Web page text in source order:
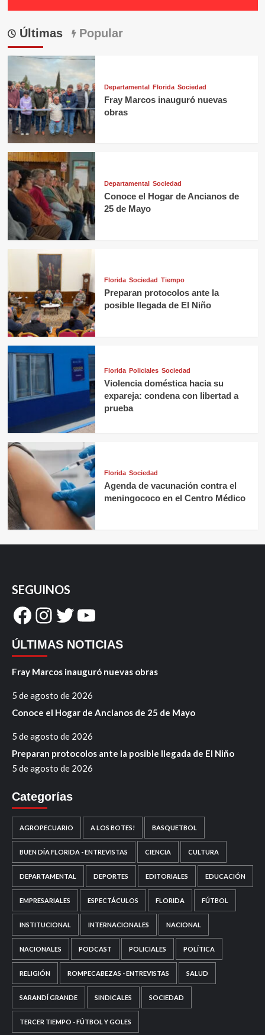
Últimas Popular
Departamental Florida Sociedad
Fray Marcos inauguró nuevas
obras
Departamental Sociedad
Conoce el Hogar de Ancianos de
25 de Mayo
Florida Sociedad Tiempo
Preparan protocolos ante la
posible llegada de El Niño
Florida Policiales Sociedad
Violencia doméstica hacia su
expareja: condena con libertad a
prueba
Florida Sociedad
Agenda de vacunación contra el
meningococo en el Centro Médico
SEGUINOS
Facebook
Instagram
Twitter
YouTube
ÚLTIMAS NOTICIAS
Fray Marcos inauguró nuevas obras
5 de agosto de 2026
Conoce el Hogar de Ancianos de 25 de Mayo
5 de agosto de 2026
Preparan protocolos ante la posible llegada de El Niño
5 de agosto de 2026
Categorías
AGROPECUARIO A LOS BOTES! BASQUETBOL
BUEN DÍA FLORIDA - ENTREVISTAS CIENCIA CULTURA
DEPARTAMENTAL DEPORTES EDITORIALES EDUCACIÓN
EMPRESARIALES ESPECTÁCULOS FLORIDA FÚTBOL
INSTITUCIONAL INTERNACIONALES NACIONAL
NACIONALES PODCAST POLICIALES POLÍTICA
RELIGIÓN ROMPECABEZAS - ENTREVISTAS SALUD
SARANDÍ GRANDE SINDICALES SOCIEDAD
TERCER TIEMPO - FÚTBOL Y GOLES